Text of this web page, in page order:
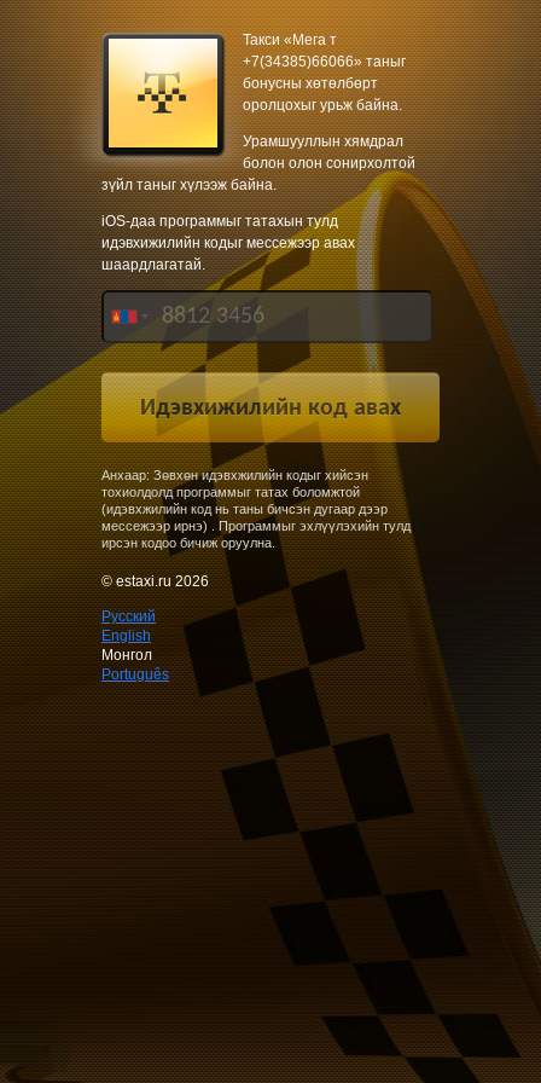
Такси «Мега т
+7(34385)66066» таныг
бонусны хөтөлбөрт
оролцохыг урьж байна.
Урамшууллын хямдрал
болон олон сонирхолтой
зүйл таныг хүлээж байна.
iOS-даа программыг татахын тулд
идэвхижилийн кодыг мессежээр авах
шаардлагатай.
Анхаар: Зөвхөн идэвхжилийн кодыг хийсэн
тохиолдолд программыг татах боломжтой
(идэвхжилийн код нь таны бичсэн дугаар дээр
мессежээр ирнэ) . Программыг эхлүүлэхийн тулд
ирсэн кодоо бичиж оруулна.
© estaxi.ru 2026
Русский
English
Монгол
Português